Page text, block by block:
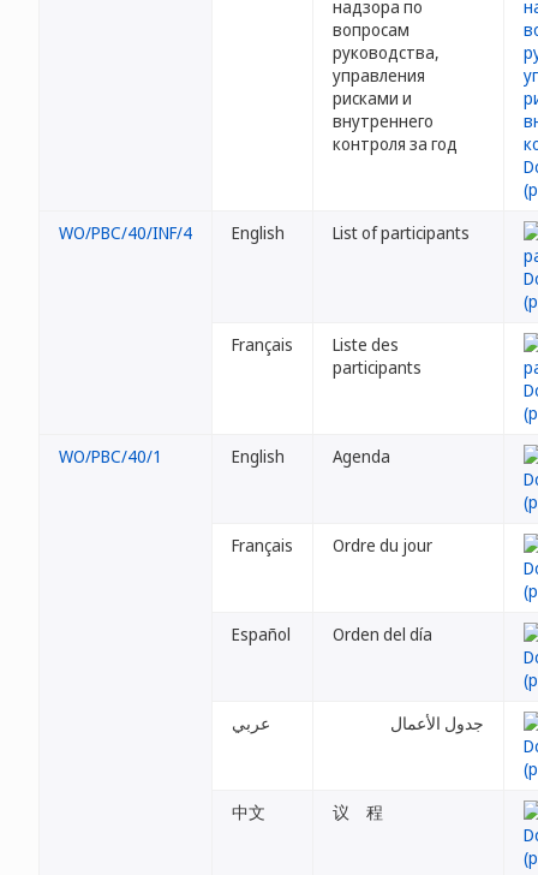
надзора по
вопросам
руководства,
управления
рисками и
внутреннего
контроля за год
WO/PBC/40/INF/4 English List of participants
Français
Liste des
participants
WO/PBC/40/1 English Agenda
Français Ordre du jour
Español Orden del día
عربي جدول الأعمال
中文 议 程